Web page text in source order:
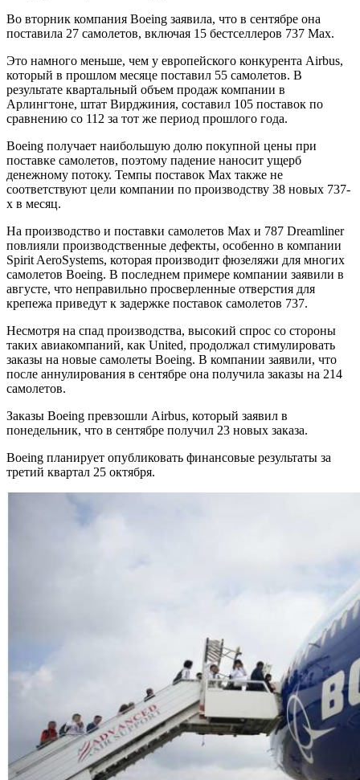
Во вторник компания Boeing заявила, что в сентябре она
поставила 27 самолетов, включая 15 бестселлеров 737 Max.
Это намного меньше, чем у европейского конкурента Airbus,
который в прошлом месяце поставил 55 самолетов. В
результате квартальный объем продаж компании в
Арлингтоне, штат Вирджиния, составил 105 поставок по
сравнению со 112 за тот же период прошлого года.
Boeing получает наибольшую долю покупной цены при
поставке самолетов, поэтому падение наносит ущерб
денежному потоку. Темпы поставок Max также не
соответствуют цели компании по производству 38 новых 737-
х в месяц.
На производство и поставки самолетов Max и 787 Dreamliner
повлияли производственные дефекты, особенно в компании
Spirit AeroSystems, которая производит фюзеляжи для многих
самолетов Boeing. В последнем примере компании заявили в
августе, что неправильно просверленные отверстия для
крепежа приведут к задержке поставок самолетов 737.
Несмотря на спад производства, высокий спрос со стороны
таких авиакомпаний, как United, продолжал стимулировать
заказы на новые самолеты Boeing. В компании заявили, что
после аннулирования в сентябре она получила заказы на 214
самолетов.
Заказы Boeing превзошли Airbus, который заявил в
понедельник, что в сентябре получил 23 новых заказа.
Boeing планирует опубликовать финансовые результаты за
третий квартал 25 октября.